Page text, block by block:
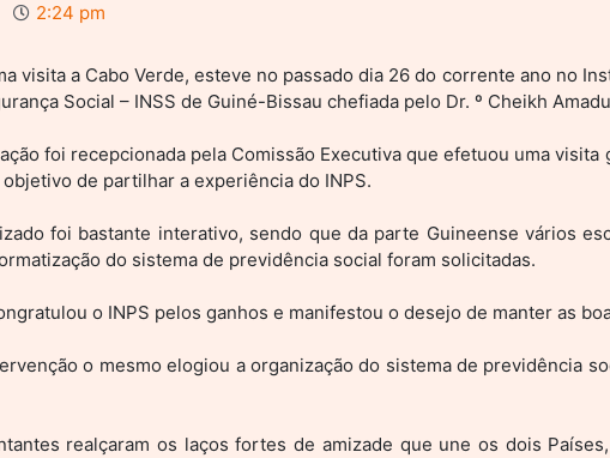
2:24 pm
visita a Cabo Verde, esteve no passado dia 26 do corrente ano no
Social – INSS de Guiné-Bissau chefiada pelo Dr. º Cheikh
foi recepcionada pela Comissão Executiva que efetuou uma
de partilhar a experiência do INPS.
foi bastante interativo, sendo que da parte Guineense vários
do sistema de previdência social foram solicitadas.
o INPS pelos ganhos e manifestou o desejo de manter as
o mesmo elogiou a organização do sistema de previdência
realçaram os laços fortes de amizade que une os dois